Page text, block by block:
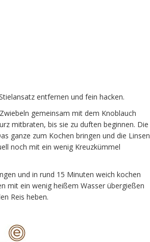
entfernen und fein hacken.
gemeinsam mit dem Knoblauch
mitbraten, bis sie zu duften beginnen. Die
ganze zum Kochen bringen und die Linsen
noch mit ein wenig Kreuzkümmel
und in rund 15 Minuten weich kochen
mit ein wenig heißem Wasser übergießen
Reis heben.